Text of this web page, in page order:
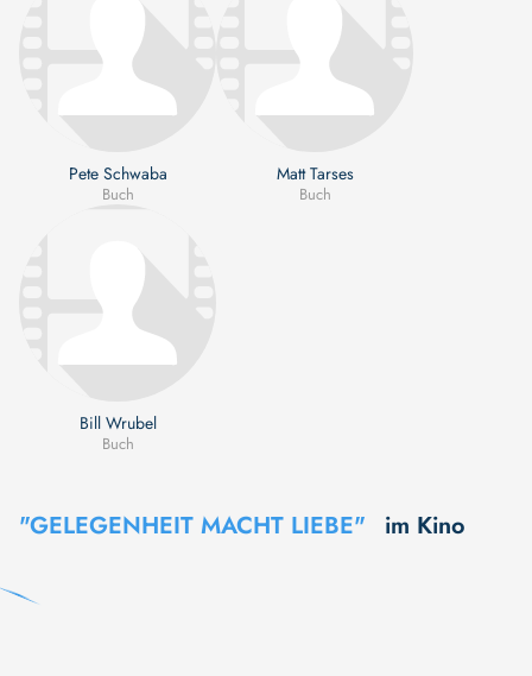
Pete Schwaba
Buch
Matt Tarses
Buch
Bill Wrubel
Buch
"GELEGENHEIT MACHT LIEBE" im Kino